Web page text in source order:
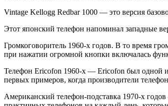
Vintage Kellogg Redbar 1000 — это версия
Этот японский телефон напоминал западные
Громкоговоритель 1960-х годов. В то время
при нажатии огромной кнопки включалась
Телефон Ericofon 1960-х — Ericofon был одной
первых примеров, когда производители
Американский телефон-подставка 1970-х